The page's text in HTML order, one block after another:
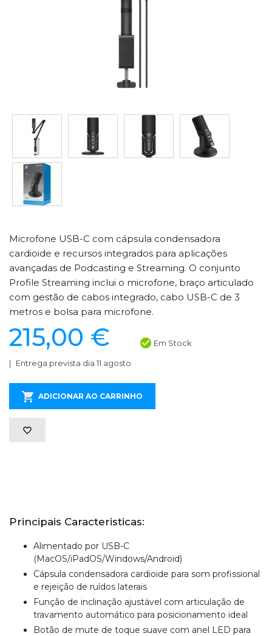
Microfone USB-C com cápsula condensadora
cardioide e recursos integrados para aplicações
avançadas de Podcasting e Streaming. O conjunto
Profile Streaming inclui o microfone, braço articulado
com gestão de cabos integrado, cabo USB-C de 3
metros e bolsa para microfone.
215,00 € Em Stock
Entrega prevista dia 11 agosto
ADICIONAR AO CARRINHO
Principais Caracteristicas:
Alimentado por USB-C
(MacOS/iPadOS/Windows/Android)
Cápsula condensadora cardioide para som profissional
e rejeição de ruídos laterais
Função de inclinação ajustável com articulação de
travamento automático para posicionamento ideal
Botão de mute de toque suave com anel LED para